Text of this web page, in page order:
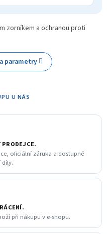
zorníkem a ochranou proti
parametry
U NÁS
oficiální záruka a dostupné
díly.
při nákupu v e-shopu.